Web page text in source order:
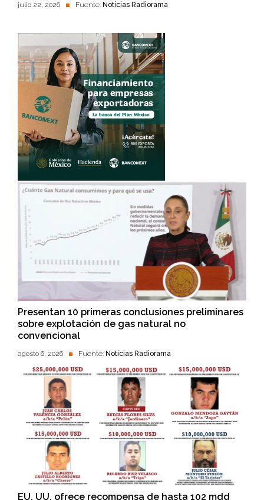
julio 22, 2026 Fuente: Noticias Radiorama
Presentan 10 primeras conclusiones preliminares
sobre explotación de gas natural no
convencional
agosto 6, 2026 Fuente: Noticias Radiorama
EU. UU. ofrece recompensa de hasta 102 mdd